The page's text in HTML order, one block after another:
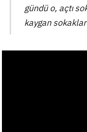
gündü o, açtı
kaygan